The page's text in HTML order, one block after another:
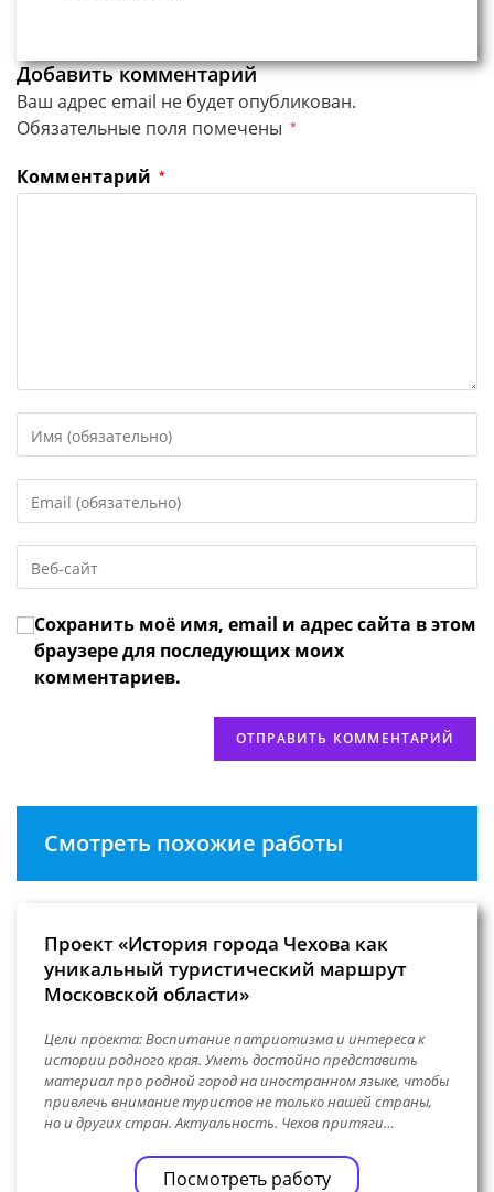
Добавить комментарий
Ваш адрес email не будет опубликован.
Обязательные поля помечены *
Комментарий *
свое
или
имя
чтобы
прокомментировать
свой
адрес,
чтобы
URL
веб-
сайта
(необязательно)
Сохранить моё имя, email и адрес сайта в этом
браузере для последующих моих
комментариев.
Смотреть похожие работы
Проект «История города Чехова как
уникальный туристический маршрут
Московской области»
Цели проекта: Воспитание патриотизма и интереса к
истории родного края. Уметь достойно представить
материал про родной город на иностранном языке, чтобы
привлечь внимание туристов не только нашей страны,
но и других стран. Актуальность. Чехов притяги…
Посмотреть работу